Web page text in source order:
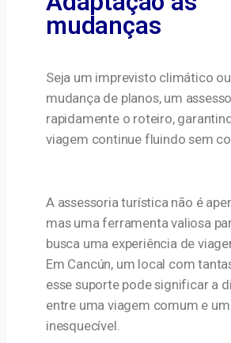
mudanças
Seja um imprevisto climático
mudança de planos, um
rapidamente o roteiro,
viagem continue fluindo sem
A assessoria turística não é
mas uma ferramenta valiosa
busca uma experiência de
Em Cancún, um local com
esse suporte pode significar a
entre uma viagem comum e
inesquecível.